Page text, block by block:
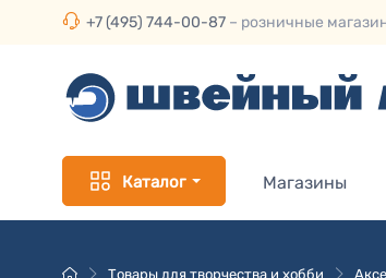
+7 (495) 744-00-87 – розничные
Каталог Магазины
Товары для творчества и хобби